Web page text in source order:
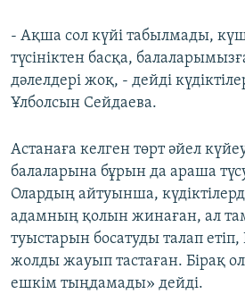
- Ақша сол күйі табылмады,
түсініктен басқа,
дәлелдері жоқ, - дейді
Ұлболсын Сейдаева.
Астанаға келген төрт әйел
балаларына бұрын да араша
Олардың айтуынша,
адамның қолын жинаған, ал
туыстарын босатуды талап
жолды жауып тастаған. Бірақ
ешкім тыңдамады» дейді.